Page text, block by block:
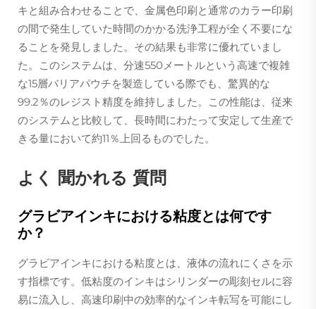
キと組み合わせることで、金属色印刷と通常のカラー印刷
の間で発生していた時間のかかる洗浄工程が全く不要にな
ることを発見しました。その結果も非常に優れていまし
た。このシステムは、分速550メートルという高速で複雑
な15層バリアパウチを製造している際でも、驚異的な
99.2％のレジスト精度を維持しました。この性能は、従来
のシステムと比較して、長時間にわたって安定して生産で
きる量において約11％上回るものでした。
よく 聞かれる 質問
グラビアインキにおける粘度とは何です
か？
グラビアインキにおける粘度とは、液体の流れにくさを示
す指標です。低粘度のインキはシリンダーの彫刻セルに容
易に流入し、高速印刷中の効率的なインキ転写を可能にし